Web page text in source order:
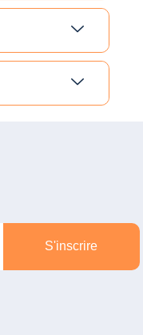
S'inscrire